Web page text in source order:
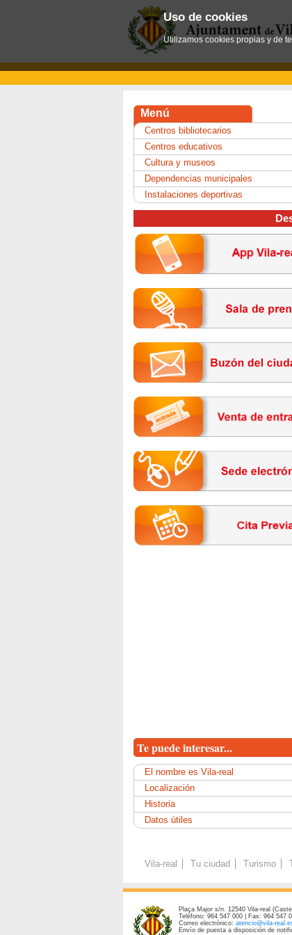
Menú
Centros bibliotecarios
Centros educativos
Cultura y museos
Dependencias municipales
Instalaciones deportivas
Te puede interesar...
El nombre es Vila-real
Localización
Historia
Datos útiles
Vila-real Tu ciudad Turismo
Plaça Major s/n. 12540 Vila-real
Teléfono: 964 547 000 | Fax: 964 547
Correo electrónico: atencio@vila-
Envío de puesta a disposición de
Uso de cookies
Utilizamos cookies propias y de